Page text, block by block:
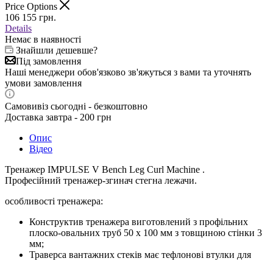
Price Options
106 155 грн.
Details
Немає в наявності
Знайшли дешевше?
Під замовлення
Наші менеджери обов'язково зв'яжуться з вами та уточнять
умови замовлення
Самовивіз сьогодні - безкоштовно
Доставка завтра - 200 грн
Опис
Відео
Тренажер IMPULSE V Bench Leg Curl Machine .
Професійний тренажер-згинач стегна лежачи.
особливості тренажера:
Конструктив тренажера виготовлений з профільних
плоско-овальних труб 50 х 100 мм з товщиною стінки 3
мм;
Траверса вантажних стеків має тефлонові втулки для